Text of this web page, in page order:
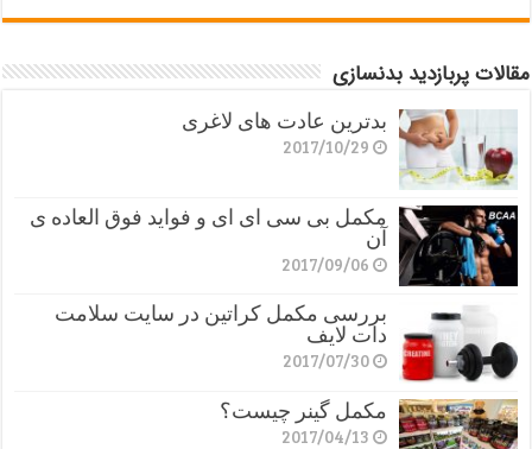
مقالات پربازدید بدنسازی
بدترین عادت های لاغری
2017/10/29
مکمل بی سی ای ای و فواید فوق العاده ی
آن
2017/09/06
بررسی مکمل کراتین در سایت سلامت
دات لایف
2017/07/30
مکمل گینر چیست؟
2017/04/13